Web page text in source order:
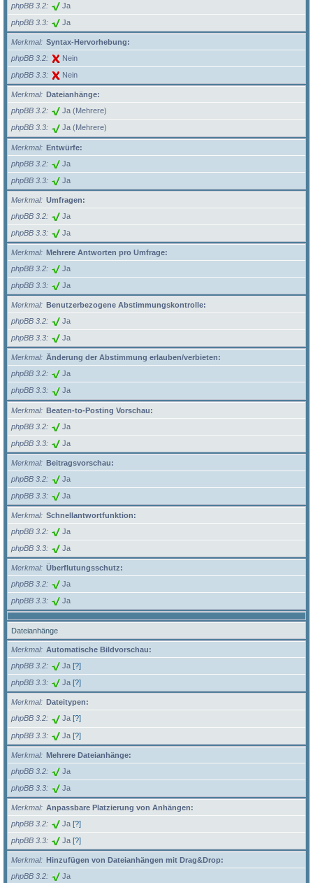
phpBB 3.2
Ja
phpBB 3.3 Ja
Merkmal
Syntax-Hervorhebung:
phpBB 3.2
Nein
phpBB 3.3 Nein
Merkmal
Dateianhänge:
phpBB 3.2
Ja (Mehrere)
phpBB 3.3 Ja (Mehrere)
Merkmal
Entwürfe:
phpBB 3.2
Ja
phpBB 3.3 Ja
Merkmal
Umfragen:
phpBB 3.2
Ja
phpBB 3.3 Ja
Merkmal
Mehrere Antworten pro Umfrage:
phpBB 3.2
Ja
phpBB 3.3 Ja
Merkmal
Benutzerbezogene Abstimmungskontrolle:
phpBB 3.2
Ja
phpBB 3.3 Ja
Merkmal
Änderung der Abstimmung erlauben/verbieten:
phpBB 3.2
Ja
phpBB 3.3 Ja
Merkmal
Beaten-to-Posting Vorschau:
phpBB 3.2
Ja
phpBB 3.3 Ja
Merkmal
Beitragsvorschau:
phpBB 3.2
Ja
phpBB 3.3 Ja
Merkmal
Schnellantwortfunktion:
phpBB 3.2
Ja
phpBB 3.3 Ja
Merkmal
Überflutungsschutz:
phpBB 3.2
Ja
phpBB 3.3 Ja
Dateianhänge
Merkmal
Automatische Bildvorschau:
phpBB 3.2
Ja [?]
phpBB 3.3 Ja [?]
Merkmal
Dateitypen:
phpBB 3.2
Ja [?]
phpBB 3.3 Ja [?]
Merkmal
Mehrere Dateianhänge:
phpBB 3.2
Ja
phpBB 3.3 Ja
Merkmal
Anpassbare Platzierung von Anhängen:
phpBB 3.2
Ja [?]
phpBB 3.3 Ja [?]
Merkmal
Hinzufügen von Dateianhängen mit Drag&Drop:
phpBB 3.2
Ja